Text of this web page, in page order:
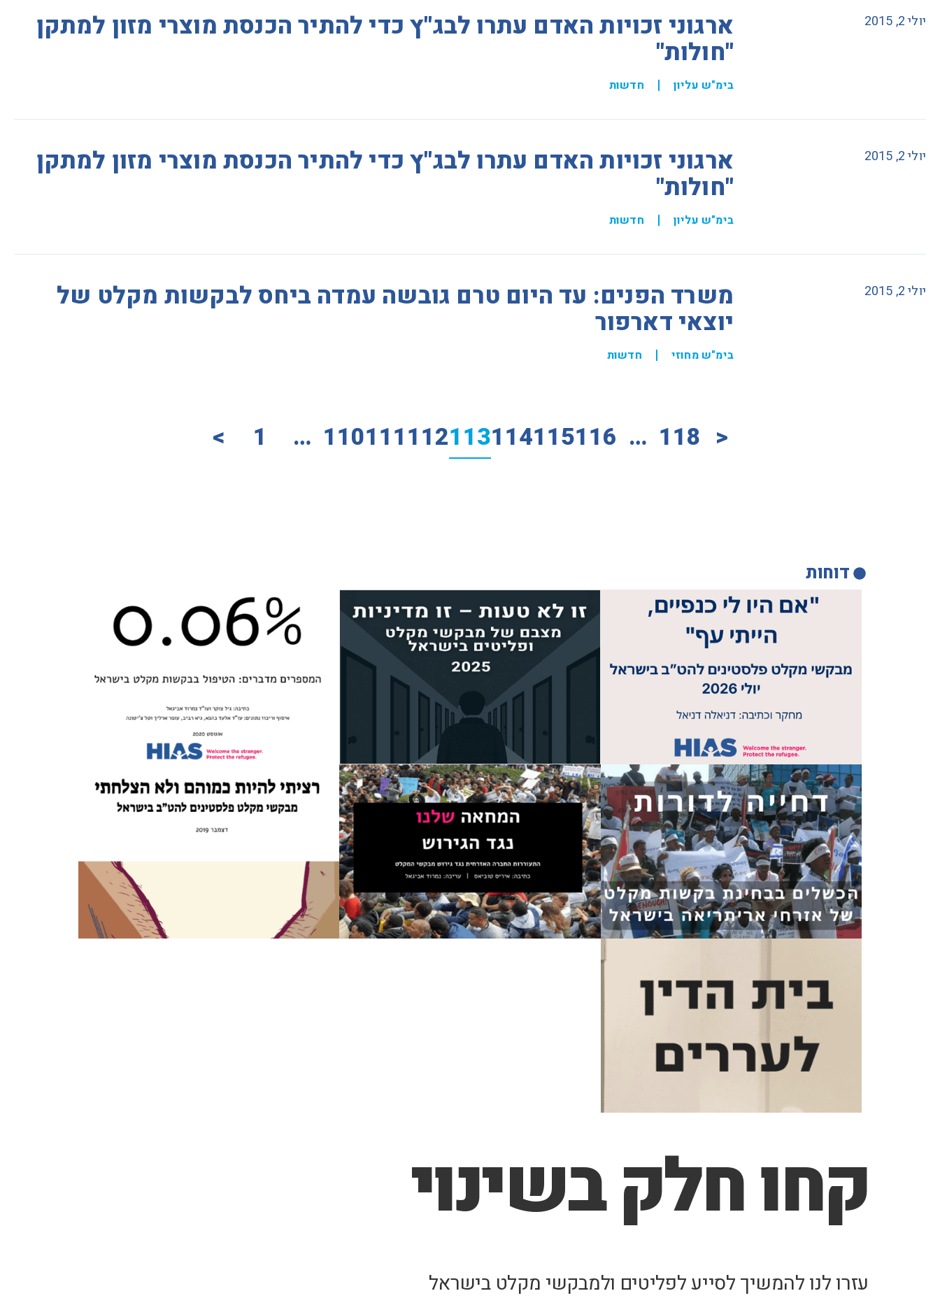
יולי 2, 2015 ארגוני זכויות האדם עתרו לבג"ץ כדי להתיר הכנסת מוצרי מזון למתקן
"חולות"
בימ"ש עליון חדשות
יולי 2, 2015 ארגוני זכויות האדם עתרו לבג"ץ כדי להתיר הכנסת מוצרי מזון למתקן
"חולות"
בימ"ש עליון חדשות
יולי 2, 2015 משרד הפנים: עד היום טרם גובשה עמדה ביחס לבקשות מקלט של
יוצאי דארפור
בימ"ש מחוזי חדשות
> 1 … 110111112113114115116 … 118 <
דוחות
קחו חלק בשינוי
עזרו לנו להמשיך לסייע לפליטים ולמבקשי מקלט בישראל